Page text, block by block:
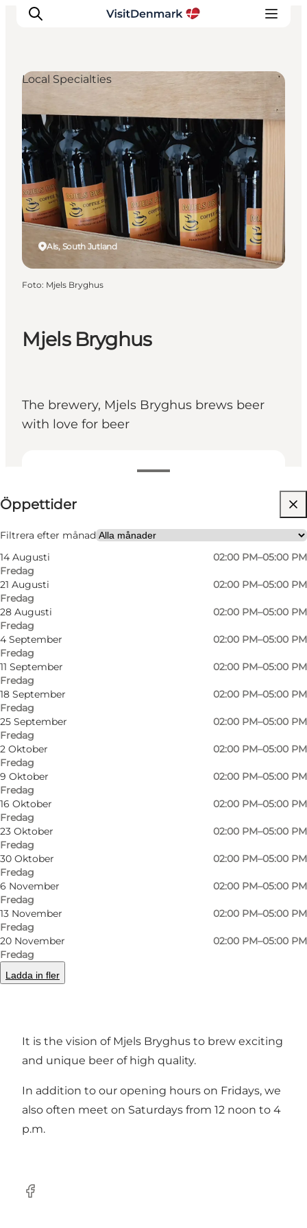
Inspiration
Resmål
Aktiviteter
Övernatta
Planera resan
Mjels Bryghus
The brewery, Mjels Bryghus brews beer
with love for beer
Öppettider
Filtrera efter månad
14 Augusti
Fredag
02:00 PM–05:00 PM
21 Augusti
Fredag
02:00 PM–05:00 PM
28 Augusti
Fredag
02:00 PM–05:00 PM
4 September
Fredag
02:00 PM–05:00 PM
11 September
Fredag
02:00 PM–05:00 PM
18 September
Fredag
02:00 PM–05:00 PM
25 September
Fredag
02:00 PM–05:00 PM
2 Oktober
Fredag
02:00 PM–05:00 PM
9 Oktober
Fredag
02:00 PM–05:00 PM
16 Oktober
Fredag
02:00 PM–05:00 PM
23 Oktober
Fredag
02:00 PM–05:00 PM
30 Oktober
Fredag
02:00 PM–05:00 PM
6 November
Fredag
02:00 PM–05:00 PM
13 November
Fredag
02:00 PM–05:00 PM
20 November
Fredag
02:00 PM–05:00 PM
Ladda in fler
Besök webbplats
Friends, My partner, Myself, My business
Als, South Jutland
Local Specialties
Foto: Mjels Bryghus
Foto Foto:
The small family operated brewery is situated in
the village Mjels.
It is the vision of Mjels Bryghus to brew exciting
and unique beer of high quality.
In addition to our opening hours on Fridays, we
also often meet on Saturdays from 12 noon to 4
p.m.
facebook